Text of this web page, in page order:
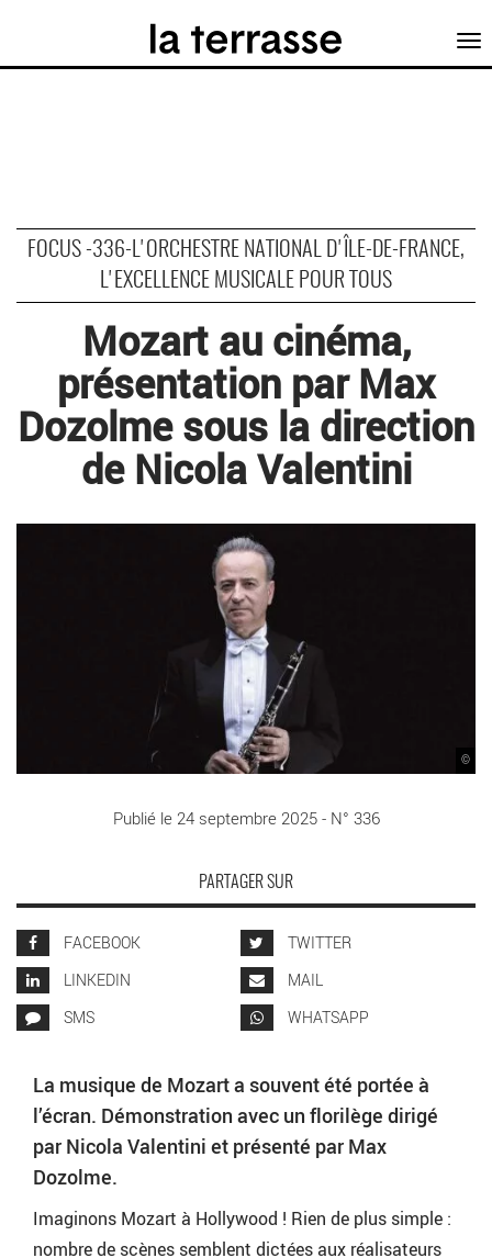
FOCUS -336-L'ORCHESTRE NATIONAL D'ÎLE-DE-FRANCE,
L'EXCELLENCE MUSICALE POUR TOUS
Mozart au cinéma,
présentation par Max
Dozolme sous la direction
de Nicola Valentini
©
Publié le 24 septembre 2025 - N° 336
PARTAGER SUR
FACEBOOK
TWITTER
LINKEDIN
MAIL
SMS
WHATSAPP
La musique de Mozart a souvent été portée à
l’écran. Démonstration avec un florilège dirigé
par Nicola Valentini et présenté par Max
Dozolme.
Imaginons Mozart à Hollywood ! Rien de plus simple :
nombre de scènes semblent dictées aux réalisateurs